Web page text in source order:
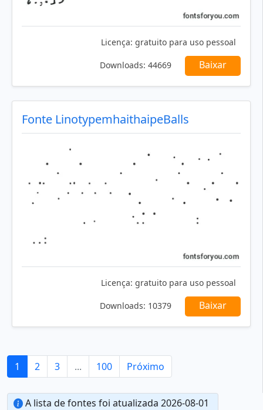
Licença: gratuito para uso pessoal
Downloads: 44669 Baixar
Fonte LinotypemhaithaipeBalls
Licença: gratuito para uso pessoal
Downloads: 10379 Baixar
1 2 3 ... 100 Próximo
A lista de fontes foi atualizada 2026-08-01